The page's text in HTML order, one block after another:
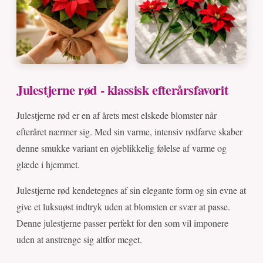
Julestjerne rød - klassisk efterårsfavorit
Julestjerne rød er en af årets mest elskede blomster når
efteråret nærmer sig. Med sin varme, intensiv rødfarve skaber
denne smukke variant en øjeblikkelig følelse af varme og
glæde i hjemmet.
Julestjerne rød kendetegnes af sin elegante form og sin evne at
give et luksuøst indtryk uden at blomsten er svær at passe.
Denne julestjerne passer perfekt for den som vil imponere
uden at anstrenge sig altfor meget.